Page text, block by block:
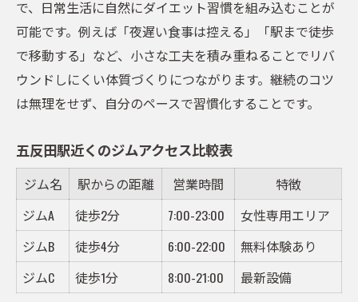
で、日常生活に自然にダイエット習慣を組み込むことが
可能です。例えば「夜遅い食事は控える」「駅まで徒歩
で移動する」など、小さな工夫を積み重ねることでリバ
ウンドしにくい体質づくりにつながります。継続のコツ
は無理をせず、自分のペースで習慣化することです。
五反田駅近くのジムアクセス比較表
ジム名 駅からの距離 営業時間
特徴
ジムA
徒歩2分 7:00-23:00
女性専用エリア
ジムB
徒歩4分 6:00-22:00
無料体験あり
ジムC
徒歩1分 8:00-21:00 最新設備